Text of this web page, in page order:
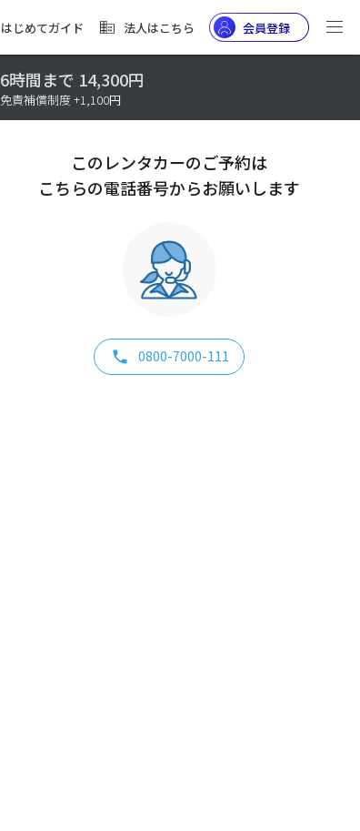
はじめてガイド 法人はこちら 会員登録
6時間まで 14,300円
免責補償制度 +1,100円
このレンタカーのご予約は
こちらの電話番号からお願いします
0800-7000-111